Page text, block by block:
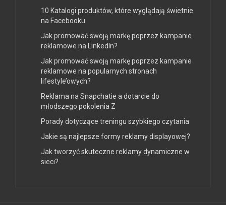
10 Katalogi produktów, które wyglądają świetnie
na Facebooku
Jak promować swoją markę poprzez kampanie
reklamowe na LinkedIn?
Jak promować swoją markę poprzez kampanie
reklamowe na popularnych stronach
lifestyle’owych?
Reklama na Snapchatie a dotarcie do
młodszego pokolenia Z
Porady dotyczące treningu szybkiego czytania
Jakie są najlepsze formy reklamy displayowej?
Jak tworzyć skuteczne reklamy dynamiczne w
sieci?